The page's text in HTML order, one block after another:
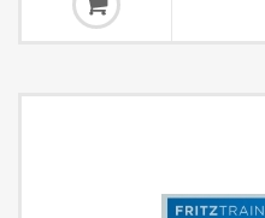
použil Tartakower pro popis